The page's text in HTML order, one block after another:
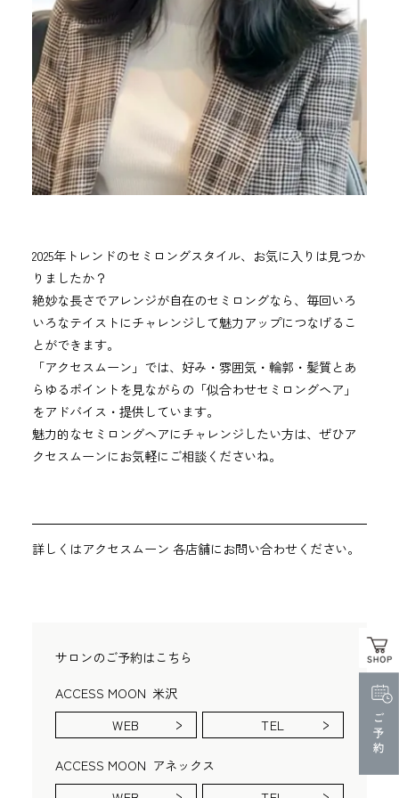
2025年トレンドのセミロングスタイル、お気に入りは見つか
りましたか？
絶妙な長さでアレンジが自在のセミロングなら、毎回いろ
いろなテイストにチャレンジして魅力アップにつなげるこ
とができます。
「アクセスムーン」では、好み・雰囲気・輪郭・髪質とあ
らゆるポイントを見ながらの「似合わせセミロングヘア」
をアドバイス・提供しています。
魅力的なセミロングヘアにチャレンジしたい方は、ぜひア
クセスムーンにお気軽にご相談くださいね。
詳しくはアクセスムーン 各店舗にお問い合わせください。
サロンのご予約はこちら
ACCESS MOON 米沢
WEB
TEL
ACCESS MOON アネックス